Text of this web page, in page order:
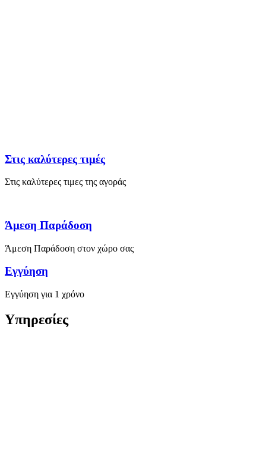
Στις καλύτερες τιμές
Στις καλύτερες τιμες της αγοράς
Άμεση Παράδοση
Άμεση Παράδοση στον χώρο σας
Εγγύηση
Εγγύηση για 1 χρόνο
Υπηρεσίες